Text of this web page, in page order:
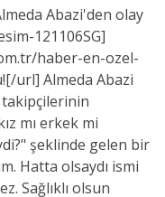
Abazi'den olay
121106SG]
haber-en-ozel-
url] Almeda Abazi
mı erkek mi
şeklinde gelen bir
Hatta olsaydı ismi
Sağlıklı olsun